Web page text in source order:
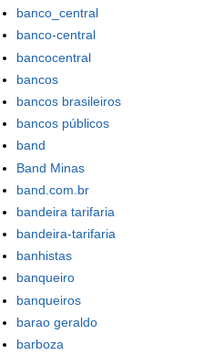
banco_central
banco-central
bancocentral
bancos
bancos brasileiros
bancos públicos
band
Band Minas
band.com.br
bandeira tarifaria
bandeira-tarifaria
banhistas
banqueiro
banqueiros
barao geraldo
barboza